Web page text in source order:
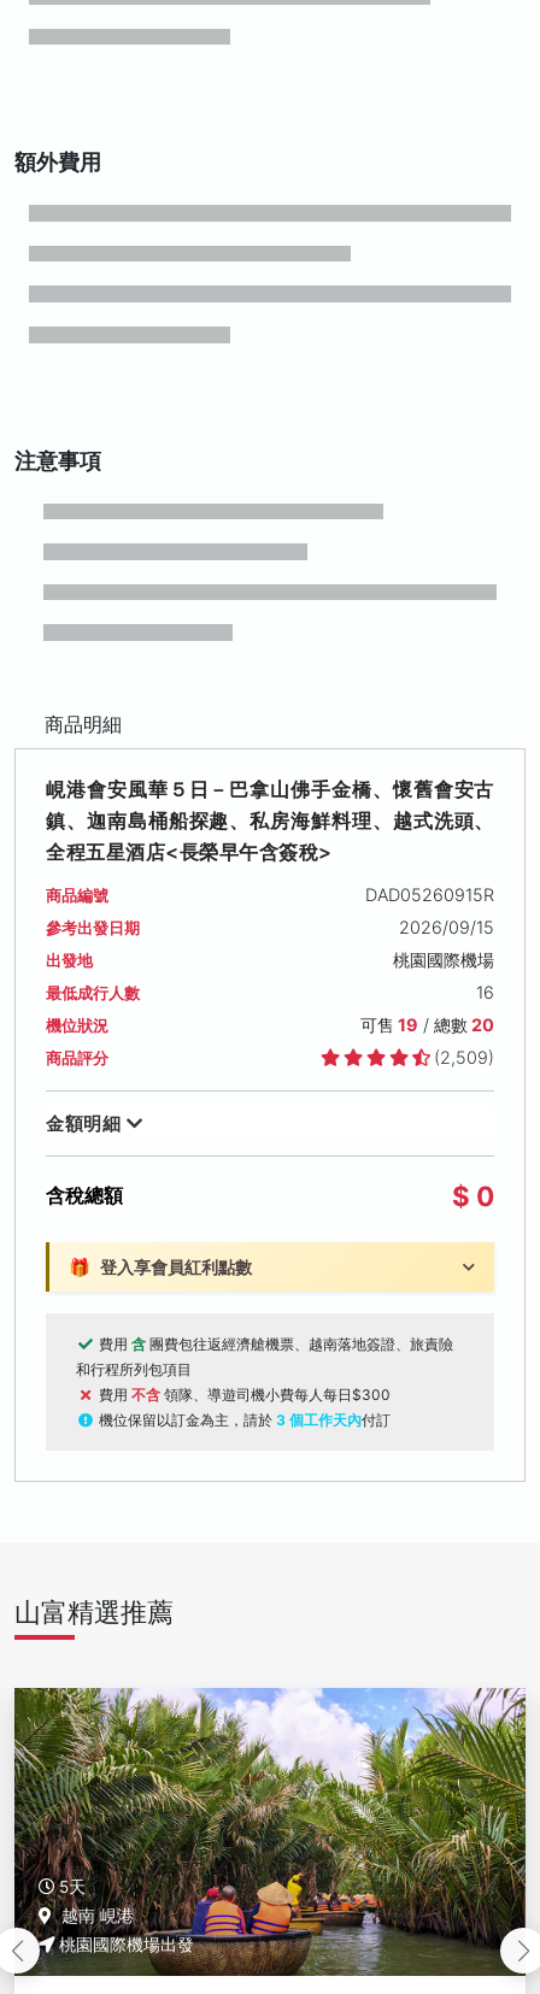
額外費用
注意事項
商品明細
峴港會安風華５日－巴拿山佛手金橋、懷舊會安古
鎮、迦南島桶船探趣、私房海鮮料理、越式洗頭、
全程五星酒店<長榮早午含簽稅>
商品編號 DAD05260915R
參考出發日期 2026/09/15
出發地 桃園國際機場
最低成行人數 16
機位狀況 可售 19 / 總數20
商品評分 (2,509)
金額明細
含稅總額 $ 0
🎁 登入享會員紅利點數
費用 含 團費包往返經濟艙機票、越南落地簽證、旅責險
和行程所列包項目
費用 不含 領隊、導遊司機小費每人每日$300
機位保留以訂金為主，請於 3 個工作天內付訂
山富精選推薦
5天
越南 峴港
桃園國際機場出發